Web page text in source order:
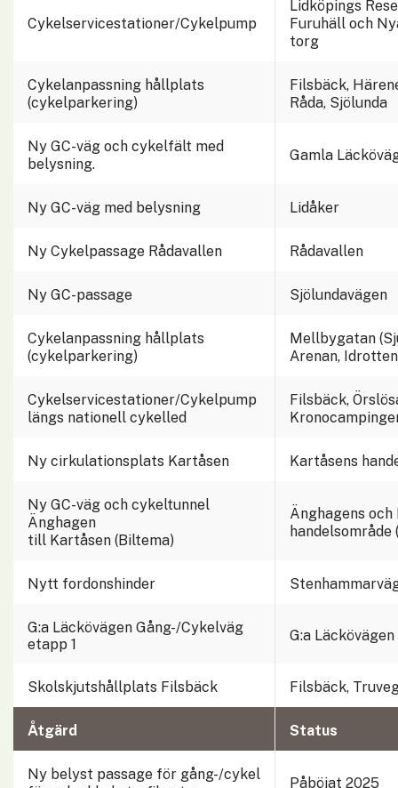
Cykelservicestationer/Cykelpump
Lidköpings
Furuhäll och
torg
Cykelanpassning hållplats
(cykelparkering)
Filsbäck,
Råda, Sjölunda
Ny GC-väg och cykelfält med
belysning.
Gamla
Ny GC-väg med belysning Lidåker
Ny Cykelpassage Rådavallen Rådavallen
Ny GC-passage Sjölundavägen
Cykelanpassning hållplats
(cykelparkering)
Mellbygatan
Arenan,
Cykelservicestationer/Cykelpump
längs nationell cykelled
Filsbäck,
Ny cirkulationsplats Kartåsen Kartåsens
Ny GC-väg och cykeltunnel
Änghagen
till Kartåsen (Biltema)
Änghagens och
handelsområde
Nytt fordonshinder
G:a Läckövägen Gång-/Cykelväg
etapp 1
G:a Läckövägen
Skolskjutshållplats Filsbäck Filsbäck,
Åtgärd Status
Ny belyst passage för gång-/cykel
Påböjat 2025